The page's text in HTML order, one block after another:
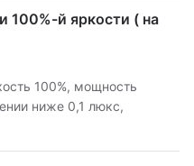
100%-й яркости ( на
100%, мощность
ниже 0,1 люкс,